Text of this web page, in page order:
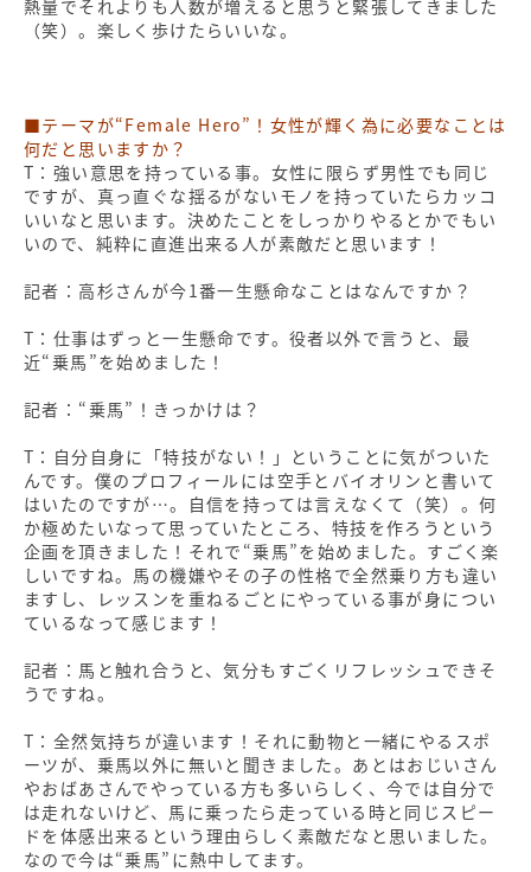
熱量でそれよりも人数が増えると思うと緊張してきました
（笑）。楽しく歩けたらいいな。
■テーマが“Female Hero”！女性が輝く為に必要なことは
何だと思いますか？
T：強い意思を持っている事。女性に限らず男性でも同じ
ですが、真っ直ぐな揺るがないモノを持っていたらカッコ
いいなと思います。決めたことをしっかりやるとかでもい
いので、純粋に直進出来る人が素敵だと思います！
記者：高杉さんが今1番一生懸命なことはなんですか？
T：仕事はずっと一生懸命です。役者以外で言うと、最
近“乗馬”を始めました！
記者：“乗馬”！きっかけは？
T：自分自身に「特技がない！」ということに気がついた
んです。僕のプロフィールには空手とバイオリンと書いて
はいたのですが…。自信を持っては言えなくて（笑）。何
か極めたいなって思っていたところ、特技を作ろうという
企画を頂きました！それで“乗馬”を始めました。すごく楽
しいですね。馬の機嫌やその子の性格で全然乗り方も違い
ますし、レッスンを重ねるごとにやっている事が身につい
ているなって感じます！
記者：馬と触れ合うと、気分もすごくリフレッシュできそ
うですね。
T：全然気持ちが違います！それに動物と一緒にやるスポ
ーツが、乗馬以外に無いと聞きました。あとはおじいさん
やおばあさんでやっている方も多いらしく、今では自分で
は走れないけど、馬に乗ったら走っている時と同じスピー
ドを体感出来るという理由らしく素敵だなと思いました。
なので今は“乗馬”に熱中してます。